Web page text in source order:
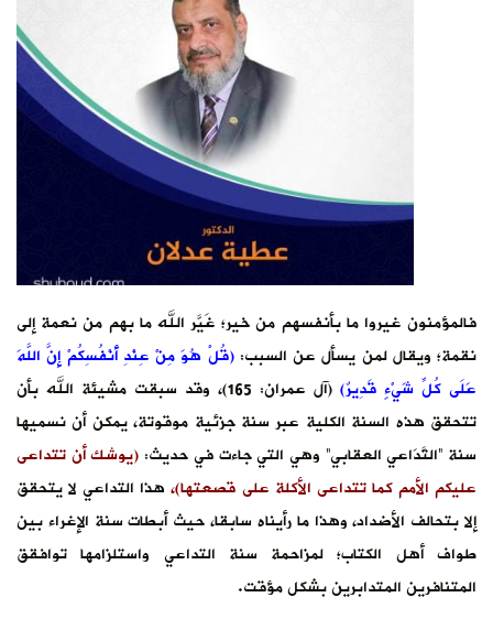
ما بهم من نعمة إلى
أَنْفُسِكُمْ إِنَّ اللَّهَ
وقد سبقت مشيئة الله بأن
يمكن أن نسميها
(يوشك أن تتداعى
التداعي لا يتحقق
سنة الإغراء بين
توافقق